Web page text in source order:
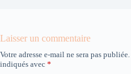
Laisser un commentaire
Votre adresse e-mail ne sera pas publiée.
indiqués avec *